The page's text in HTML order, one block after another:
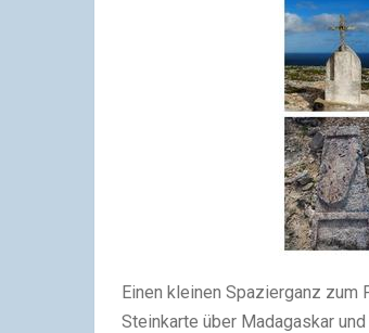
Einen kleinen Spazierganz
Steinkarte über Madagaskar